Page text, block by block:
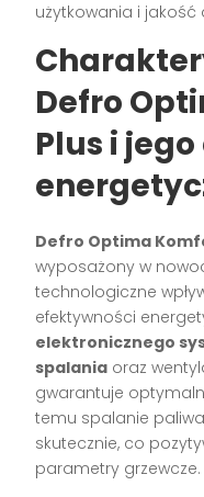
użytkowania i jakość
Defro
Plus i
Defro Optima
wyposażony w
technologiczne
efektywności
elektronicznego
spalania oraz
gwarantuje
temu spalanie
skutecznie, co
parametry grzewcze.